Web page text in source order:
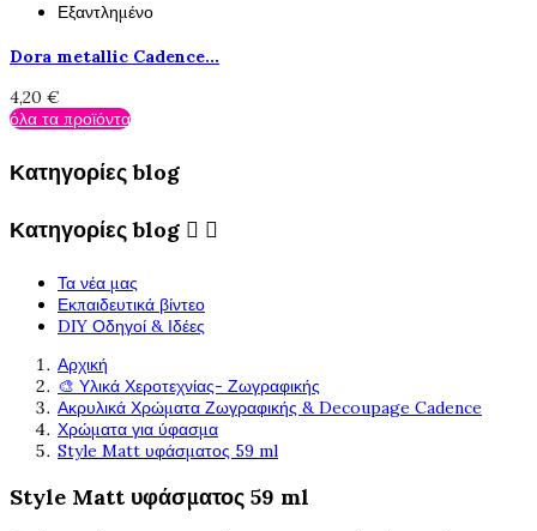
Εξαντλημένο
Dora metallic Cadence...
4,20 €
όλα τα προϊόντα
Κατηγορίες blog
Κατηγορίες blog  
Τα νέα μας
Εκπαιδευτικά βίντεο
DIY Οδηγοί & Ιδέες
Αρχική
🎨 Υλικά Χεροτεχνίας- Ζωγραφικής
Ακρυλικά Χρώματα Ζωγραφικής & Decoupage Cadence
Χρώματα για ύφασμα
Style Matt υφάσματος 59 ml
Style Matt υφάσματος 59 ml